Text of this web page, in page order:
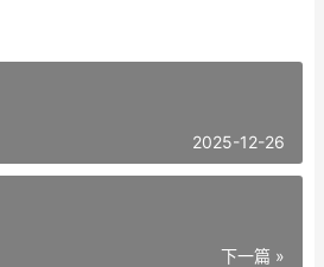
2025-12-26
下一篇 »